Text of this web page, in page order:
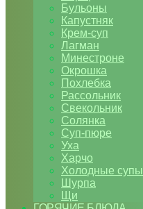
Бульоны
Капустняк
Крем-суп
Лагман
Минестроне
Окрошка
Похлебка
Рассольник
Свекольник
Солянка
Суп-пюре
Уха
Харчо
Холодные супы
Шурпа
Щи